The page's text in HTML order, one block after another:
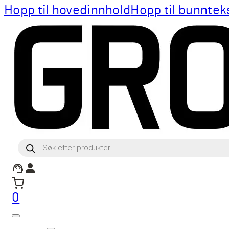
Hopp til hovedinnhold Hopp til
Products
search
0